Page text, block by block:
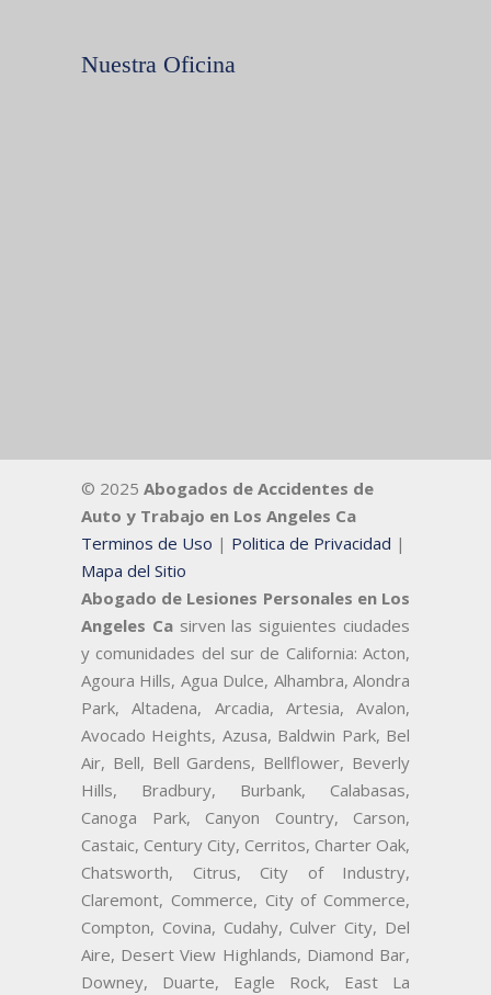
Nuestra Oficina
© 2025 Abogados de Accidentes de
Auto y Trabajo en Los Angeles Ca
Terminos de Uso | Politica de Privacidad |
Mapa del Sitio
Abogado de Lesiones Personales en Los
Angeles Casirven las siguientes ciudades
y comunidades del sur de California: Acton,
Agoura Hills, Agua Dulce, Alhambra, Alondra
Park, Altadena, Arcadia, Artesia, Avalon,
Avocado Heights, Azusa, Baldwin Park, Bel
Air, Bell, Bell Gardens, Bellflower, Beverly
Hills, Bradbury, Burbank, Calabasas,
Canoga Park, Canyon Country, Carson,
Castaic, Century City, Cerritos, Charter Oak,
Chatsworth, Citrus, City of Industry,
Claremont, Commerce, City of Commerce,
Compton, Covina, Cudahy, Culver City, Del
Aire, Desert View Highlands, Diamond Bar,
Downey, Duarte, Eagle Rock, East La